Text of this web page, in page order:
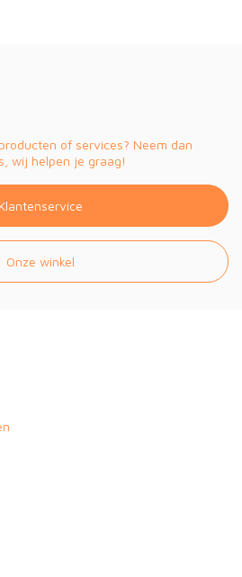
of services? Neem dan
wij helpen je graag!
Klantenservice
Onze winkel